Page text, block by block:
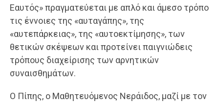
Εαυτός» πραγματεύεται με απλό και άμεσο τρόπο
τις έννοιες της «αυταγάπης», της
«αυτεπάρκειας», της «αυτοεκτίμησης», των
θετικών σκέψεων και προτείνει παιγνιώδεις
τρόπους διαχείρισης των αρνητικών
συναισθημάτων.
Ο Πίπης, ο Μαθητευόμενος Νεράιδος, μαζί με τον